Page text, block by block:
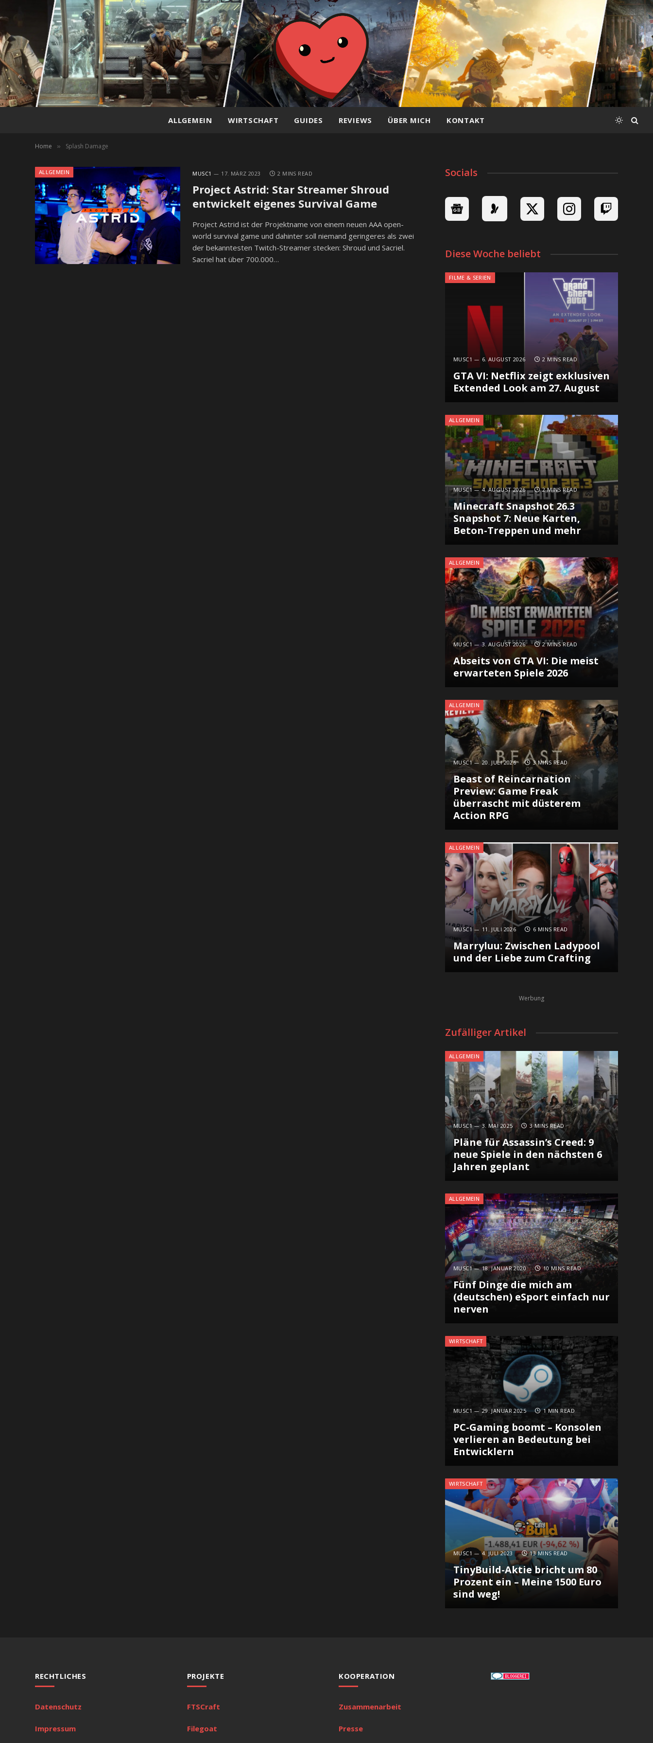
ALLGEMEIN WIRTSCHAFT GUIDES REVIEWS ÜBER MICH KONTAKT
Home » Splash Damage
ALLGEMEIN MUSC1 17. MÄRZ 2023 2 MINS READ
Project Astrid: Star Streamer Shroud
entwickelt eigenes Survival Game
Project Astrid ist der Projektname von einem neuen AAA open-
world survival game und dahinter soll niemand geringeres als zwei
der bekanntesten Twitch-Streamer stecken: Shroud und Sacriel.
Sacriel hat über 700.000…
Socials
Diese Woche beliebt
FILME & SERIEN
MUSC1 6. AUGUST 2026 2 MINS READ
GTA VI: Netflix zeigt exklusiven
Extended Look am 27. August
ALLGEMEIN
MUSC1 4. AUGUST 2026 2 MINS READ
Minecraft Snapshot 26.3
Snapshot 7: Neue Karten,
Beton-Treppen und mehr
ALLGEMEIN
MUSC1 3. AUGUST 2026 2 MINS READ
Abseits von GTA VI: Die meist
erwarteten Spiele 2026
ALLGEMEIN
MUSC1 20. JULI 2026 3 MINS READ
Beast of Reincarnation
Preview: Game Freak
überrascht mit düsterem
Action RPG
ALLGEMEIN
MUSC1 11. JULI 2026 6 MINS READ
Marryluu: Zwischen Ladypool
und der Liebe zum Crafting
Werbung
Zufälliger Artikel
ALLGEMEIN
MUSC1 3. MAI 2025 3 MINS READ
Pläne für Assassin’s Creed: 9
neue Spiele in den nächsten 6
Jahren geplant
ALLGEMEIN
MUSC1 18. JANUAR 2020 10 MINS READ
Fünf Dinge die mich am
(deutschen) eSport einfach nur
nerven
WIRTSCHAFT
MUSC1 29. JANUAR 2025 1 MIN READ
PC-Gaming boomt – Konsolen
verlieren an Bedeutung bei
Entwicklern
WIRTSCHAFT
MUSC1 4. JULI 2023 13 MINS READ
TinyBuild-Aktie bricht um 80
Prozent ein – Meine 1500 Euro
sind weg!
RECHTLICHES
Datenschutz
Impressum
PROJEKTE
FTSCraft
Filegoat
KOOPERATION
Zusammenarbeit
Presse